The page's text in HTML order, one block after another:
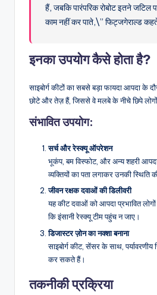
हैं, जबकि पारंपरिक रोबोट इतने जटिल
काम नहीं कर पाते,\” फिट्जगेराल्ड
इनका उपयोग कैसे होता है?
साइबोर्ग कीटों का सबसे बड़ा फायदा आपदा के
छोटे और तेज़ हैं, जिससे वे मलबे के नीचे छिपे
संभावित उपयोग:
सर्च और रेस्क्यू ऑपरेशन
भूकंप, बम विस्फोट, और अन्य शहरी
व्यक्तियों का पता लगाकर उनकी स्थिति
जीवन रक्षक दवाओं की डिलीवरी
यह कीट दवाओं को आपदा प्रभावित
कि इंसानी रेस्क्यू टीम पहुंच न जाए।
डिजास्टर ज़ोन का नक्शा बनाना
साइबोर्ग कीट, सेंसर के साथ, पर्यावरणीय
कर सकते हैं।
तकनीकी प्रक्रिया